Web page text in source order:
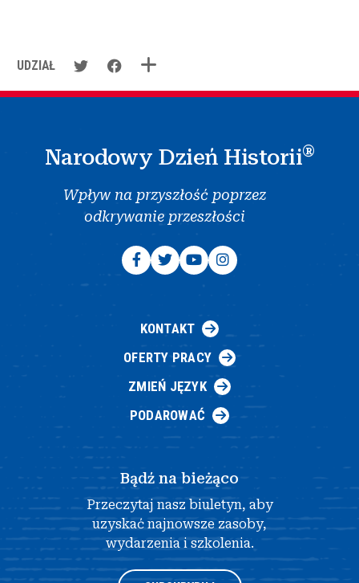
UDZIAŁ
Narodowy Dzień Historii®
Wpływ na przyszłość poprzez
odkrywanie przeszłości
KONTAKT
OFERTY PRACY
ZMIEŃ JĘZYK
PODAROWAĆ
Bądź na bieżąco
Przeczytaj nasz biuletyn, aby
uzyskać najnowsze zasoby,
wydarzenia i szkolenia.